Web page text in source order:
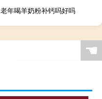
老年喝羊奶粉补钙吗好吗
☚